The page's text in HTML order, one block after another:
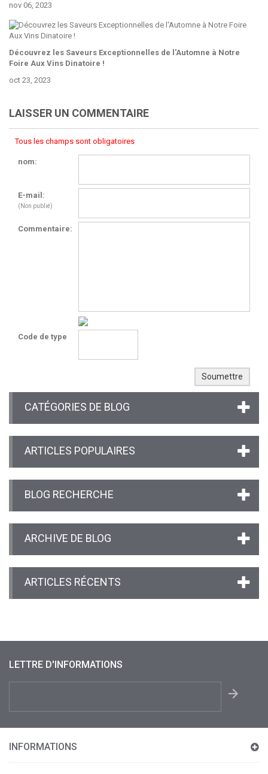
nov 06, 2023
Découvrez les Saveurs Exceptionnelles de l'Automne à Notre
Foire Aux Vins Dinatoire !
oct 23, 2023
LAISSER UN COMMENTAIRE
Tous les champs sont obligatoires
nom:
E-mail:
(Non publié)
Commentaire:
Code de type
CATÉGORIES DE BLOG
ARTICLES POPULAIRES
BLOG RECHERCHE
ARCHIVE DE BLOG
ARTICLES RÉCENTS
LETTRE D'INFORMATIONS
INFORMATIONS